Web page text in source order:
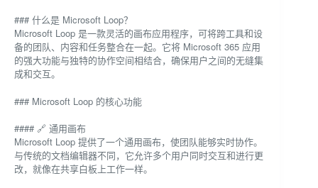
### 什么是 Microsoft Loop？
Microsoft Loop 是一款灵活的画布应用程序，可将跨工具和设
备的团队、内容和任务整合在一起。它将 Microsoft 365 应用
的强大功能与独特的协作空间相结合，确保用户之间的无缝集
成和交互。
### Microsoft Loop 的核心功能
#### 🔗 通用画布
Microsoft Loop 提供了一个通用画布，使团队能够实时协作。
与传统的文档编辑器不同，它允许多个用户同时交互和进行更
改，就像在共享白板上工作一样。